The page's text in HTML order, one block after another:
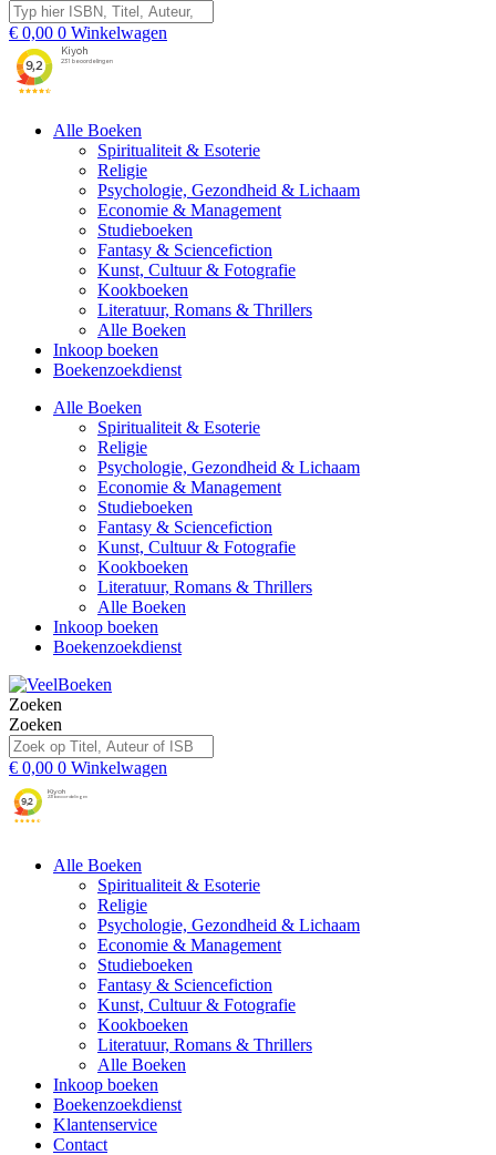
€ 0,00 0 Winkelwagen
Alle Boeken
Spiritualiteit & Esoterie
Religie
Psychologie, Gezondheid & Lichaam
Economie & Management
Studieboeken
Fantasy & Sciencefiction
Kunst, Cultuur & Fotografie
Kookboeken
Literatuur, Romans & Thrillers
Alle Boeken
Inkoop boeken
Boekenzoekdienst
Alle Boeken
Spiritualiteit & Esoterie
Religie
Psychologie, Gezondheid & Lichaam
Economie & Management
Studieboeken
Fantasy & Sciencefiction
Kunst, Cultuur & Fotografie
Kookboeken
Literatuur, Romans & Thrillers
Alle Boeken
Inkoop boeken
Boekenzoekdienst
Zoeken
Zoeken
€ 0,00 0 Winkelwagen
Alle Boeken
Spiritualiteit & Esoterie
Religie
Psychologie, Gezondheid & Lichaam
Economie & Management
Studieboeken
Fantasy & Sciencefiction
Kunst, Cultuur & Fotografie
Kookboeken
Literatuur, Romans & Thrillers
Alle Boeken
Inkoop boeken
Boekenzoekdienst
Klantenservice
Contact